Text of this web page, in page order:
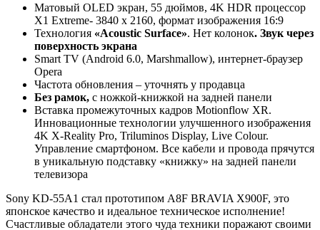
Матовый OLED экран, 55 дюймов, 4K HDR процессор
X1 Extreme- 3840 x 2160, формат изображения 16:9
Технология «Acoustic Surface». Нет колонок. Звук через
поверхность экрана
Smart TV (Android 6.0, Marshmallow), интернет-браузер
Opera
Частота обновления – уточнять у продавца
Без рамок, с ножкой-книжкой на задней панели
Вставка промежуточных кадров Motionflow XR.
Инновационные технологии улучшенного изображения
4K X-Reality Pro, Triluminos Display, Live Colour.
Управление смартфоном. Все кабели и провода прячутся
в уникальную подставку «книжку» на задней панели
телевизора
Sony KD-55A1 стал прототипом A8F BRAVIA X900F, это
японское качество и идеальное техническое исполнение!
Счастливые обладатели этого чуда техники поражают своими